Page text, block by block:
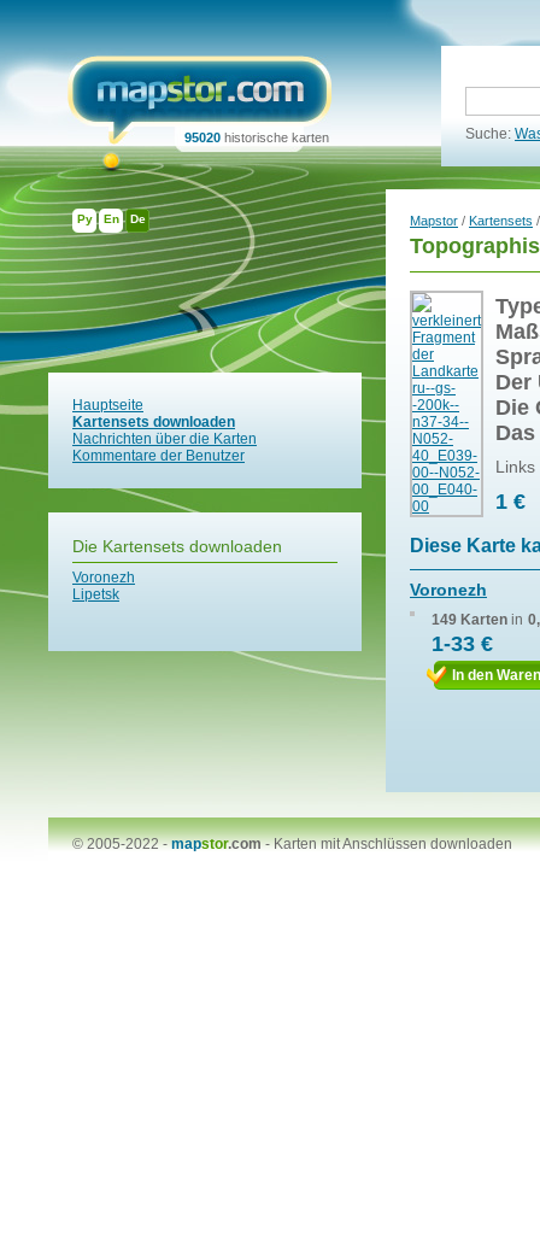
Ру En De
95020 historische karten Suche:
Hauptseite
Kartensets downloaden
Nachrichten über die Karten
Kommentare der Benutzer
Die Kartensets downloaden
Voronezh
Lipetsk
Mapstor / Kartensets
Der
Die
1 €
Diese Karte
Voronezh
149 Karten in
1-33 €
In den
© 2005-2022 -mapstor.com-Karten mit Anschlüssen downloaden